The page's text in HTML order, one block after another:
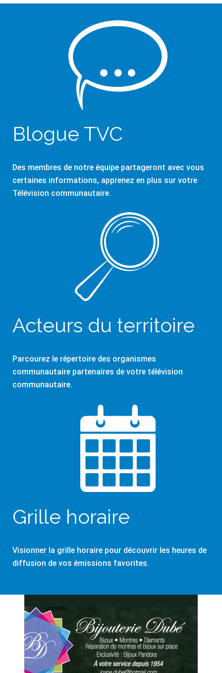
Blogue TVC
Des membres de notre équipe partageront avec vous
certaines informations, apprenez en plus sur votre
Télévision communautaire.
Acteurs du territoire
Parcourez le répertoire des organismes
communautaire partenaires de votre télévision
communautaire.
Grille horaire
Visionner la grille horaire pour découvrir les heures de
diffusion de vos émissions favorites.